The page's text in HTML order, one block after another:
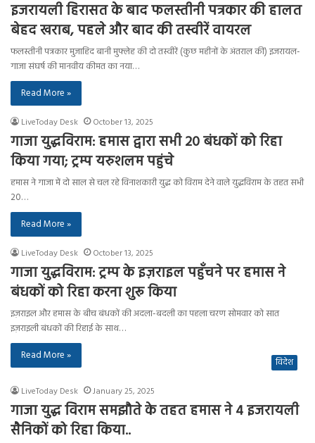
इजरायली हिरासत के बाद फलस्तीनी पत्रकार की हालत
बेहद खराब, पहले और बाद की तस्वीरें वायरल
फलस्तीनी पत्रकार मुजाहिद बानी मुफ्लेह की दो तस्वीरें (कुछ महीनों के अंतराल की) इजरायल-
गाजा संघर्ष की मानवीय कीमत का नया…
Read More »
LiveToday Desk October 13, 2025
गाजा युद्धविराम: हमास द्वारा सभी 20 बंधकों को रिहा
किया गया; ट्रम्प यरुशलम पहुंचे
हमास ने गाजा में दो साल से चल रहे विनाशकारी युद्ध को विराम देने वाले युद्धविराम के तहत सभी
20…
Read More »
LiveToday Desk October 13, 2025
गाजा युद्धविराम: ट्रम्प के इज़राइल पहुँचने पर हमास ने
बंधकों को रिहा करना शुरू किया
इज़राइल और हमास के बीच बंधकों की अदला-बदली का पहला चरण सोमवार को सात
इज़राइली बंधकों की रिहाई के साथ…
Read More »
विदेश
LiveToday Desk January 25, 2025
गाजा युद्ध विराम समझौते के तहत हमास ने 4 इजरायली
सैनिकों को रिहा किया..